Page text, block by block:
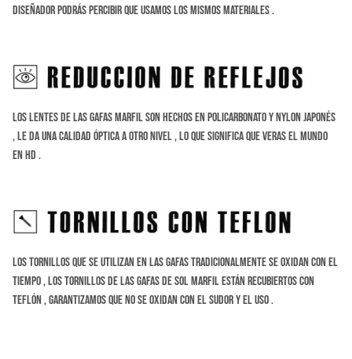
diseñador podrás percibir que usamos los mismos materiales .
Los lentes de las gafas Marfil son hechos en Policarbonato y Nylon Japonés
, le da una calidad óptica a otro nivel , lo que significa que veras el mundo
en HD .
Los tornillos que se utilizan en las gafas tradicionalmente se oxidan con el
tiempo , los tornillos de las gafas de sol marfil están recubiertos con
teflón , Garantizamos que no se oxidan con el sudor y el uso .